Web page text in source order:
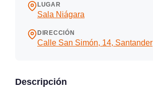
LUGAR
Sala Niágara
DIRECCIÓN
Calle San Simón, 14, Santander
Descripción